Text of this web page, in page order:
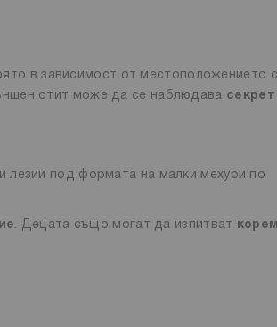
в зависимост от местоположението
отит може да се наблюдава
лезии под формата на малки мехури по
. Децата също могат да изпитват